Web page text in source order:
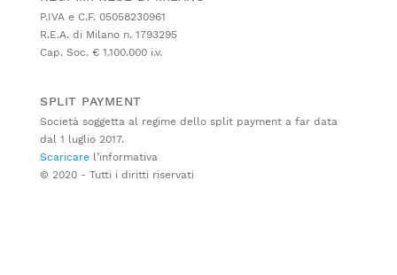
P.IVA e C.F. 05058230961
R.E.A. di Milano n. 1793295
Cap. Soc. € 1.100.000 i.v.
SPLIT PAYMENT
Società soggetta al regime dello split payment a far data
dal 1 luglio 2017.
Scaricare l’informativa
© 2020 - Tutti i diritti riservati